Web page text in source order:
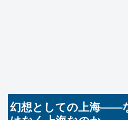
幻想としての上海――